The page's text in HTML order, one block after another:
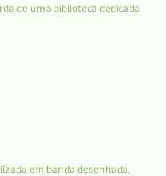
de uma biblioteca dedicada
em banda desenhada,